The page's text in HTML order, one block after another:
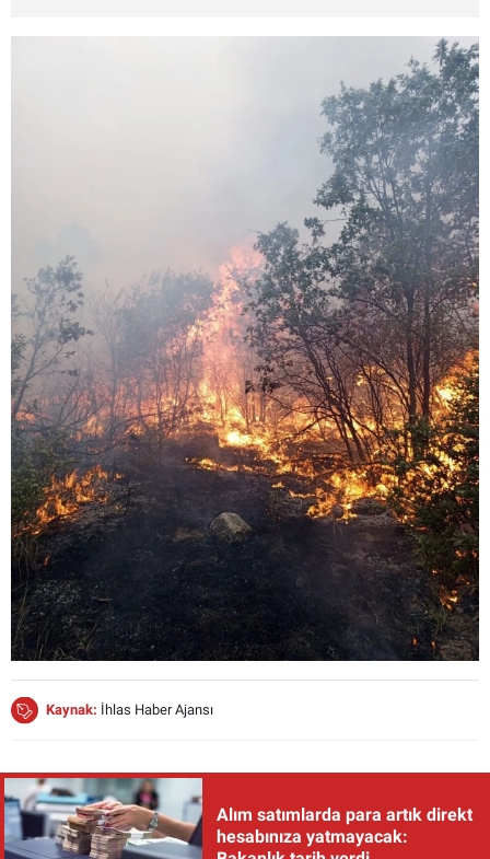
Kaynak: İhlas Haber Ajansı
Alım satımlarda para artık direkt
hesabınıza yatmayacak: